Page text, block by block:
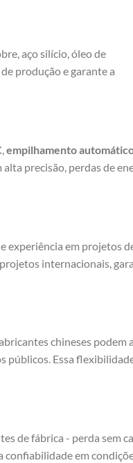
aço silício, óleo de
produção e garante a
empilhamento
alta precisão, perdas de
experiência em projetos
internacionais,
chineses podem
públicos. Essa
de fábrica - perda sem
confiabilidade em